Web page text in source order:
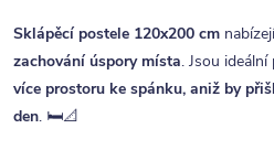
Sklápěcí postele 120x200 cm
zachování úspory místa. Jsou
více prostoru ke spánku, aniž by
den. 🛏️📐